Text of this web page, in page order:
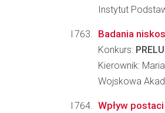
Instytut
Badania
Konkurs:
Kierownik:
Wojskowa
Wpływ